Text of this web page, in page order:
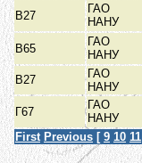
В27
ГАО
НАНУ
В65
ГАО
НАНУ
В27
ГАО
НАНУ
Г67
ГАО
НАНУ
First Previous [ 9 10 11